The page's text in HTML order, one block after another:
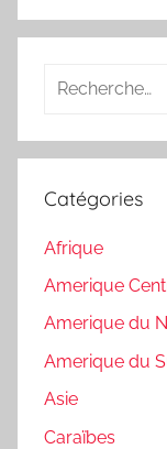
Recherche
:
Catégories
Afrique
Amerique
Amerique du
Amerique du
Asie
Caraïbes